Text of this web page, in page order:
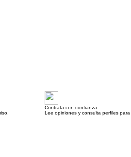
Contrata con confianza
Lee opiniones y consulta perfiles para